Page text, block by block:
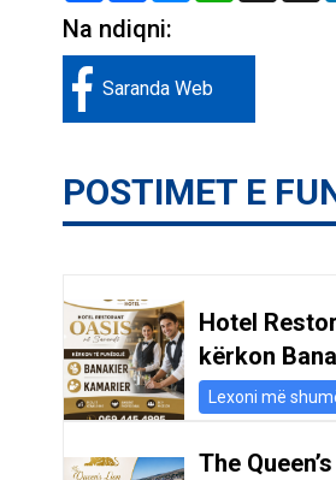
Na ndiqni:
Saranda Web
POSTIMET E
Hotel
kërkon
Lexoni më
The